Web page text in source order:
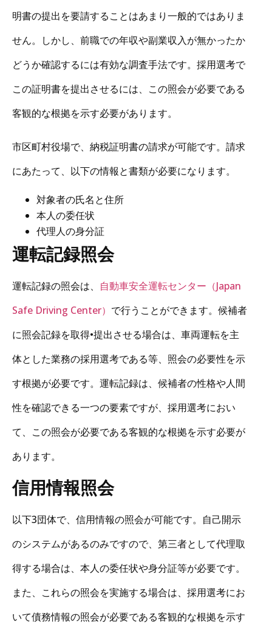
明書の提出を要請することはあまり一般的ではありま
せん。しかし、前職での年収や副業収入が無かったか
どうか確認するには有効な調査手法です。採用選考で
この証明書を提出させるには、この照会が必要である
客観的な根拠を示す必要があります。
市区町村役場で、納税証明書の請求が可能です。請求
にあたって、以下の情報と書類が必要になります。
対象者の氏名と住所
本人の委任状
代理人の身分証
運転記録照会
運転記録の照会は、 自動車安全運転センター（Japan
Safe Driving Center） で行うことができます。候補者
に照会記録を取得•提出させる場合は、車両運転を主
体とした業務の採用選考である等、照会の必要性を示
す根拠が必要です。運転記録は、候補者の性格や人間
性を確認できる一つの要素ですが、採用選考におい
て、この照会が必要である客観的な根拠を示す必要が
あります。
信用情報照会
以下3団体で、信用情報の照会が可能です。自己開示
のシステムがあるのみですので、第三者として代理取
得する場合は、本人の委任状や身分証等が必要です。
また、これらの照会を実施する場合は、採用選考にお
いて債務情報の照会が必要である客観的な根拠を示す